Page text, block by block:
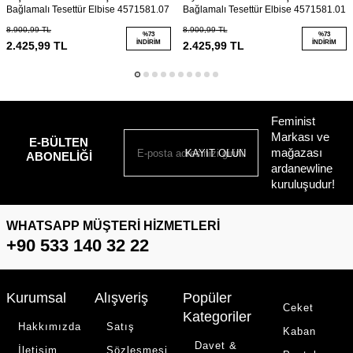
Bağlamalı Tesettür Elbise 4571581.07
8.900,99TL
2.425,99 TL
%73
İNDIRIM
Bağlamalı Tesettür Elbise 4571581.01
8.900,99TL
2.425,99TL
%73
İNDIRIM
E-BÜLTEN
ABONELIĞI
KAYIT OLUN
Feminist
Markası ve
mağazası
ardanewline
kuruluşudur!
WHATSAPP MÜŞTERI HIZMETLERI
+90 533 140 32 22
Kurumsal
Hakkımızda
İletişim
Alışveriş
Satış
Sözleşmesi
Popüler
Kategoriler
Davet &
Ceket
Kaban